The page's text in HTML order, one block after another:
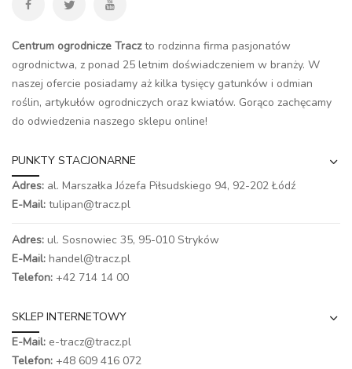
Centrum ogrodnicze Traczto rodzinna firma pasjonatów
ogrodnictwa, z ponad 25 letnim doświadczeniem w branży. W
naszej ofercie posiadamy aż kilka tysięcy gatunków i odmian
roślin, artykułów ogrodniczych oraz kwiatów. Gorąco zachęcamy
do odwiedzenia naszego sklepu online!
PUNKTY STACJONARNE
Adres: al. Marszałka Józefa Piłsudskiego 94, 92-202 Łódź
E-Mail: tulipan@tracz.pl
Adres: ul. Sosnowiec 35, 95-010 Stryków
E-Mail: handel@tracz.pl
Telefon: +42 714 14 00
SKLEP INTERNETOWY
E-Mail: e-tracz@tracz.pl
Telefon: +48 609 416 072